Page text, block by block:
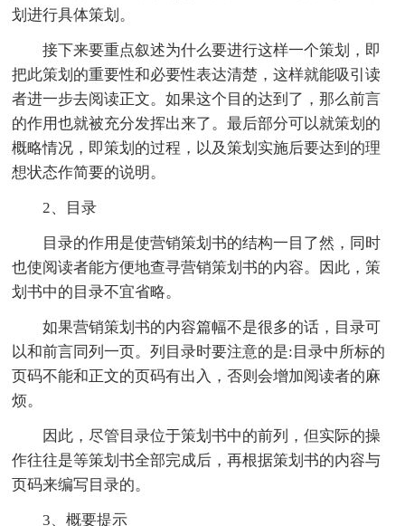
划进行具体策划。
接下来要重点叙述为什么要进行这样一个策划，即
把此策划的重要性和必要性表达清楚，这样就能吸引读
者进一步去阅读正文。如果这个目的达到了，那么前言
的作用也就被充分发挥出来了。最后部分可以就策划的
概略情况，即策划的过程，以及策划实施后要达到的理
想状态作简要的说明。
2、目录
目录的作用是使营销策划书的结构一目了然，同时
也使阅读者能方便地查寻营销策划书的内容。因此，策
划书中的目录不宜省略。
如果营销策划书的内容篇幅不是很多的话，目录可
以和前言同列一页。列目录时要注意的是:目录中所标的
页码不能和正文的页码有出入，否则会增加阅读者的麻
烦。
因此，尽管目录位于策划书中的前列，但实际的操
作往往是等策划书全部完成后，再根据策划书的内容与
页码来编写目录的。
3、概要提示